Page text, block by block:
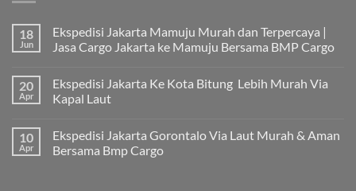
18
Jun
Ekspedisi Jakarta Mamuju Murah dan Terpercaya |
Jasa Cargo Jakarta ke Mamuju Bersama BMP Cargo
komentar
pada
Ekspedisi
Murah
dan
Terpercaya
20
Apr
Ekspedisi Jakarta Ke Kota Bitung Lebih Murah Via
Kapal Laut
komentar
pada
Ekspedisi
10
Apr
Ekspedisi Jakarta Gorontalo Via Laut Murah & Aman
Bersama Bmp Cargo